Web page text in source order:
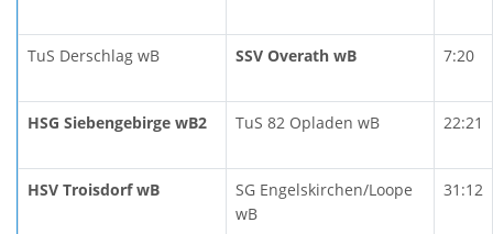
TuS Derschlag wB SSV Overath wB 7:20
HSG Siebengebirge wB2 TuS 82 Opladen wB 22:21
HSV Troisdorf wB
SG Engelskirchen/Loope
wB
31:12